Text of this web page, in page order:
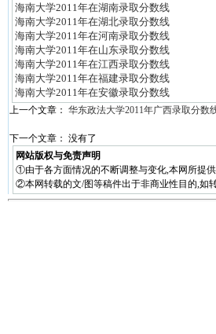
海南大学2011年在湖南录取分数线
海南大学2011年在湖北录取分数线
海南大学2011年在河南录取分数线
海南大学2011年在山东录取分数线
海南大学2011年在江西录取分数线
海南大学2011年在福建录取分数线
海南大学2011年在安徽录取分数线
上一个文章： 华东政法大学2011年广西录取分数
下一个文章： 没有了
网站版权与免责声明
①由于各方面情况的不断调整与变化,本网所提
②本网转载的文/图等稿件出于非商业性目的,如